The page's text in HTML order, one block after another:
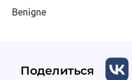
Benigne
Поделиться